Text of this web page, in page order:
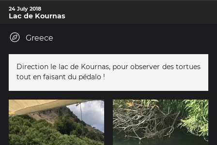
24 July 2018
Lac de Kournas
Greece
Direction le lac de Kournas, pour observer des tortues
tout en faisant du pédalo !